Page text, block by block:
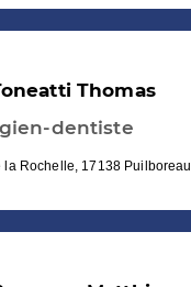
Thomas
dentiste
la Rochelle, 17138 Puilboreau